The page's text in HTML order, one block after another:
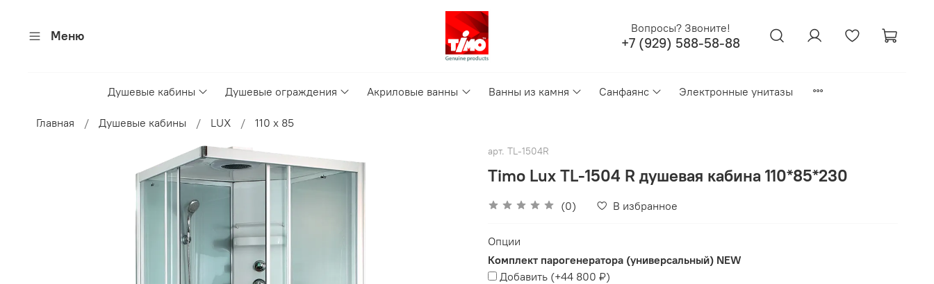
Меню Вопросы? Звоните!
+7 (929) 588-58-88
Душевые кабины Душевые ограждения Акриловые ванны Ванны из камня Санфаянс Электронные унитазы
Главная Душевые кабины LUX 110 x 85
арт. TL-1504R
Timo Lux TL-1504 R душевая кабина 110*85*230
(0) В избранное
Опции
Комплект парогенератора (универсальный) NEW
Добавить (+44 800 ₽)